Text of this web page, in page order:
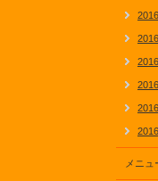
メニュ